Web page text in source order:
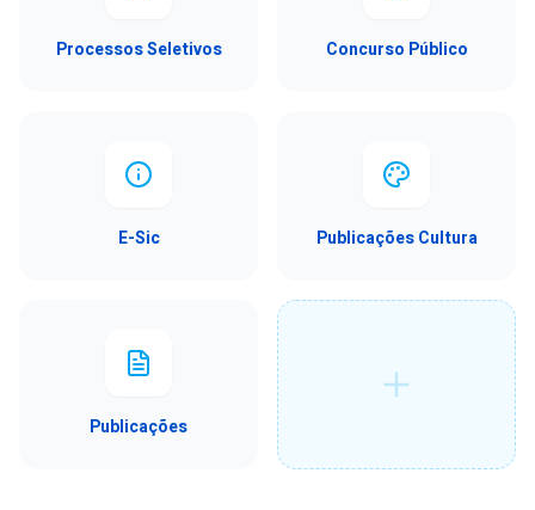
Processos Seletivos Concurso Público
E-Sic Publicações Cultura
Publicações